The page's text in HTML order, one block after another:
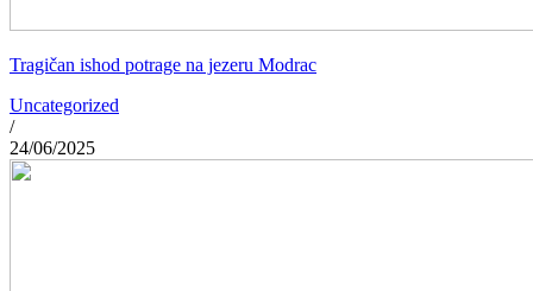
Tragičan ishod potrage na jezeru Modrac
Uncategorized
/
24/06/2025